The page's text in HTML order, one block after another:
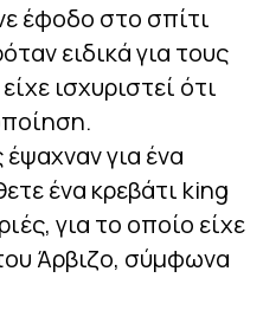
έφοδο στο σπίτι
ειδικά για τους
ισχυριστεί ότι
έψαχναν για ένα
ένα κρεβάτι king
για το οποίο είχε
Άρβιζο, σύμφωνα